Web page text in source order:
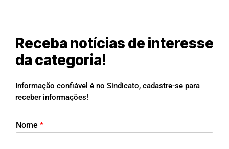
Receba notícias de interesse
da categoria!
Informação confiável é no Sindicato, cadastre-se para
receber informações!
Nome *